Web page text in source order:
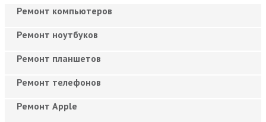
Ремонт компьютеров
Ремонт ноутбуков
Ремонт планшетов
Ремонт телефонов
Ремонт Apple